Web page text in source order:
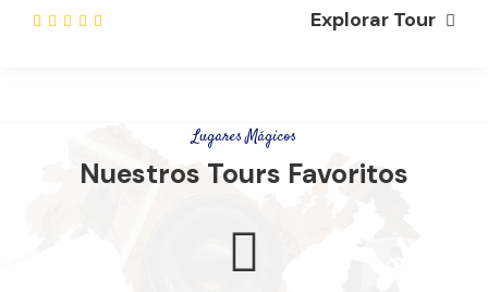
Explorar Tour
Lugares Mágicos
Nuestros Tours Favoritos